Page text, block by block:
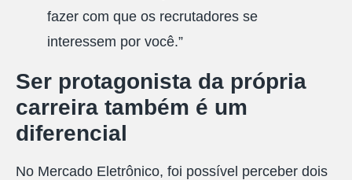
fazer com que os recrutadores se
interessem por você.”
Ser protagonista da própria
carreira também é um
diferencial
No Mercado Eletrônico, foi possível perceber dois